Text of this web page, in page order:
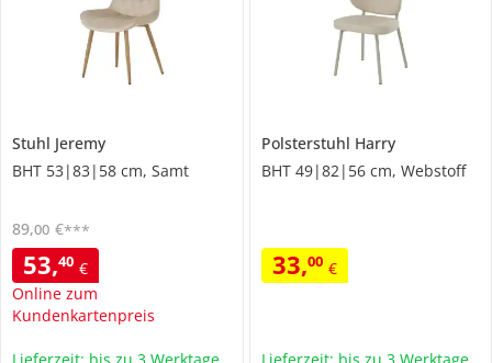
Stuhl Jeremy
BHT 53|83|58 cm, Samt
53,40 €
Online zum
Kundenkartenpreis
89,00 €***
Polsterstuhl Harry
BHT 49|82|56 cm, Webstoff
33,00 €